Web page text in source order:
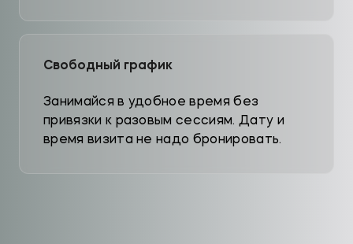
Свободный график
Занимайся в удобное время без
привязки к разовым сессиям. Дату и
время визита не надо бронировать.